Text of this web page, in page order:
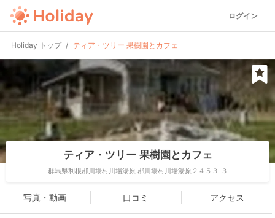
ログイン
Holiday トップ ティア・ツリー 果樹園とカフェ
ティア・ツリー 果樹園とカフェ
群馬県利根郡川場村川場湯原 郡川場村川場湯原２４５３-３
写真・動画 口コミ アクセス